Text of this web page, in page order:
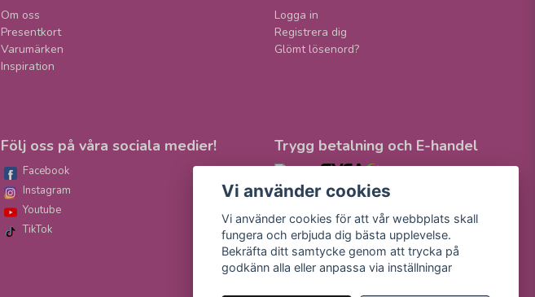
Om oss
Presentkort
Varumärken
Inspiration
Logga in
Registrera dig
Glömt lösenord?
Följ oss på våra sociala medier!
Facebook
Instagram
Youtube
TikTok
Trygg betalning och E-handel
Vi använder cookies
Vi använder cookies för att vår webbplats skall
fungera och erbjuda dig bästa upplevelse.
Bekräfta ditt samtycke genom att trycka på
godkänn alla eller anpassa via inställningar